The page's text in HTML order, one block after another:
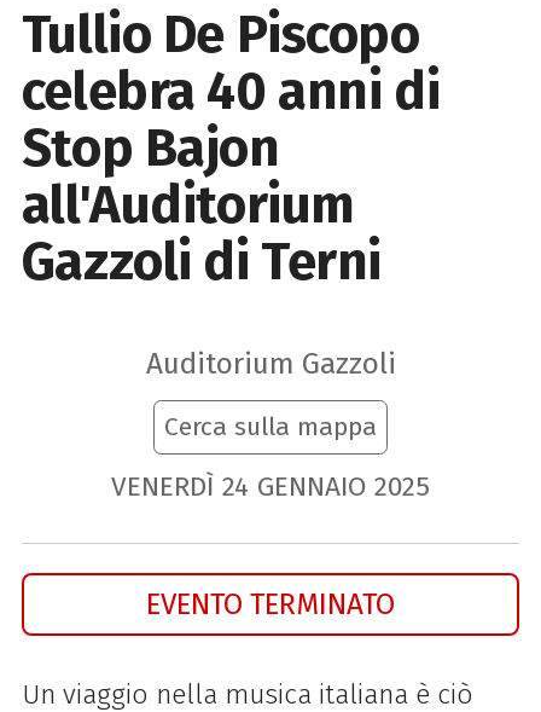
Tullio De Piscopo
celebra 40 anni di
Stop Bajon
all'Auditorium
Gazzoli di Terni
Auditorium Gazzoli
Cerca sulla mappa
VENERDÌ 24 GENNAIO 2025
EVENTO TERMINATO
Un viaggio nella musica italiana è ciò